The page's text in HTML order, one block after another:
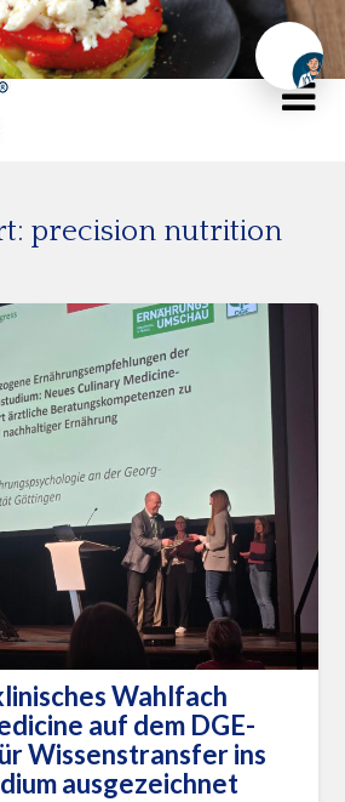
precision nutrition
Wahlfach
auf dem DGE-
Wissenstransfer ins
ausgezeichnet
Chat